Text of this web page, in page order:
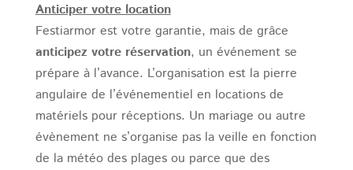
Anticiper votre location
Festiarmor est votre garantie, mais de grâce
anticipez votre réservation, un événement se
prépare à l’avance. L’organisation est la pierre
angulaire de l’événementiel en locations de
matériels pour réceptions. Un mariage ou autre
évènement ne s’organise pas la veille en fonction
de la météo des plages ou parce que des